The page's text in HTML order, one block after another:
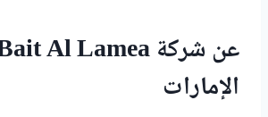
الإمارات